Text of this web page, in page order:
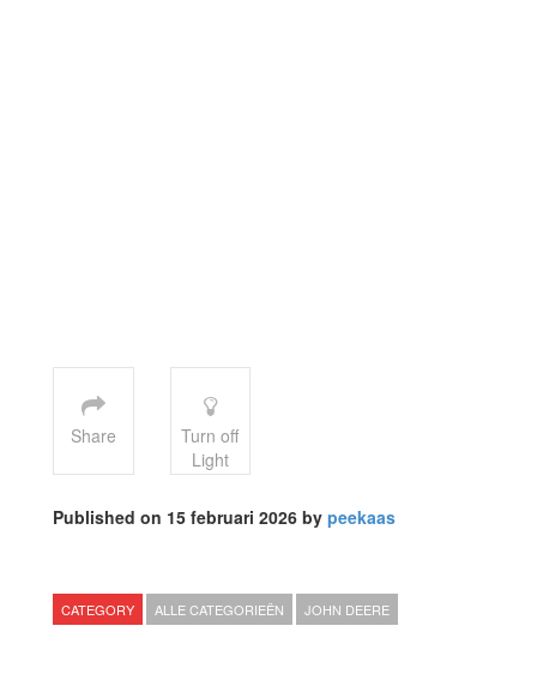
Share
Turn off
Light
Published on 15 februari 2026 by peekaas
CATEGORY ALLE CATEGORIEËN JOHN DEERE